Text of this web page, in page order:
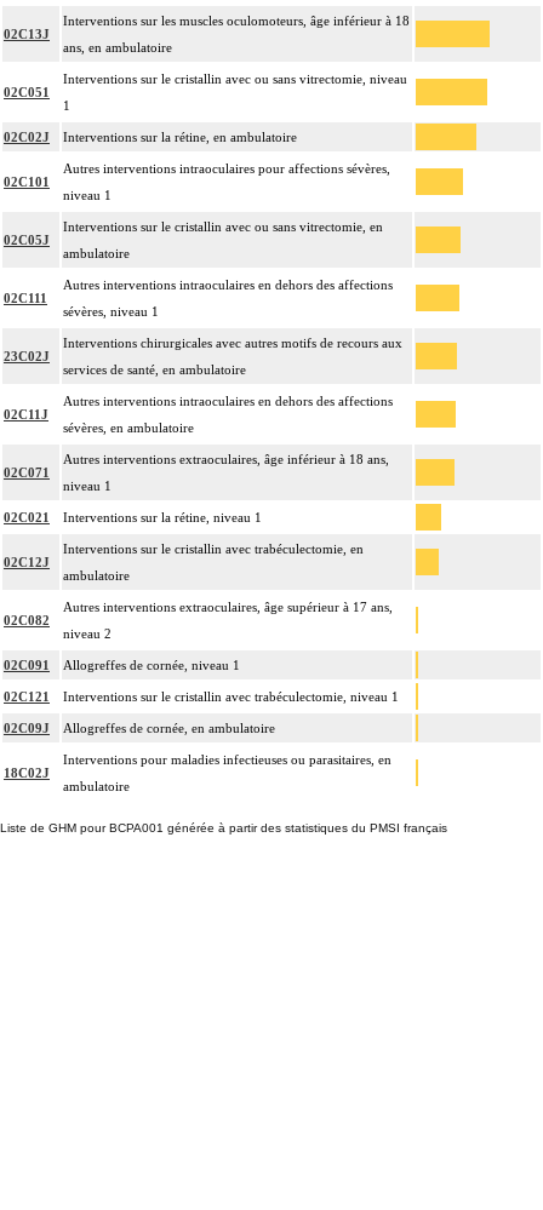
02C13J
Interventions sur les muscles oculomoteurs, âge inférieur à 18
ans, en ambulatoire
02C051
Interventions sur le cristallin avec ou sans vitrectomie, niveau
1
02C02J Interventions sur la rétine, en ambulatoire
02C101
Autres interventions intraoculaires pour affections sévères,
niveau 1
02C05J
Interventions sur le cristallin avec ou sans vitrectomie, en
ambulatoire
02C111
Autres interventions intraoculaires en dehors des affections
sévères, niveau 1
23C02J
Interventions chirurgicales avec autres motifs de recours aux
services de santé, en ambulatoire
02C11J
Autres interventions intraoculaires en dehors des affections
sévères, en ambulatoire
02C071
Autres interventions extraoculaires, âge inférieur à 18 ans,
niveau 1
02C021 Interventions sur la rétine, niveau 1
02C12J
Interventions sur le cristallin avec trabéculectomie, en
ambulatoire
02C082
Autres interventions extraoculaires, âge supérieur à 17 ans,
niveau 2
02C091 Allogreffes de cornée, niveau 1
02C121 Interventions sur le cristallin avec trabéculectomie, niveau 1
02C09J Allogreffes de cornée, en ambulatoire
18C02J
Interventions pour maladies infectieuses ou parasitaires, en
ambulatoire
Liste de GHM pour BCPA001 générée à partir des statistiques du PMSI français